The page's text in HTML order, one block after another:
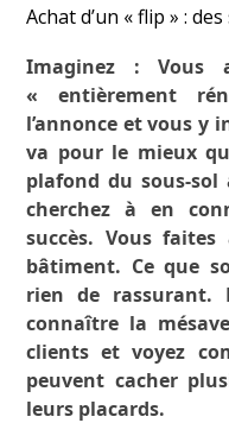
Achat d’un « flip » :
Imaginez : Vous
« entièrement
l’annonce et vous y
va pour le mieux
plafond du sous-
cherchez à en
succès. Vous
bâtiment. Ce que
rien de rassurant.
connaître la
clients et voyez
peuvent cacher
leurs placards.